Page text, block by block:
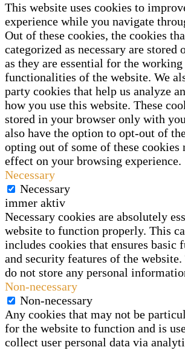
This website uses cookies to
experience while you navigate
Out of these cookies, the cookies
categorized as necessary are stored
as they are essential for the
functionalities of the website. We
party cookies that help us analyze
how you use this website. These
stored in your browser only with
also have the option to opt-out of
opting out of some of these cookies
effect on your browsing experience.
Necessary
Necessary
immer aktiv
Necessary cookies are absolutely
website to function properly. This
includes cookies that ensures basic
and security features of the website.
do not store any personal
Non-necessary
Non-necessary
Any cookies that may not be
for the website to function and is
collect user personal data via